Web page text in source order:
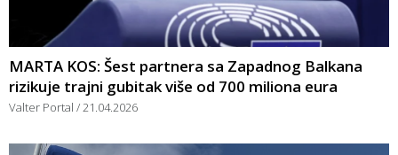
MARTA KOS: Šest partnera sa Zapadnog Balkana
rizikuje trajni gubitak više od 700 miliona eura
Valter Portal 21.04.2026